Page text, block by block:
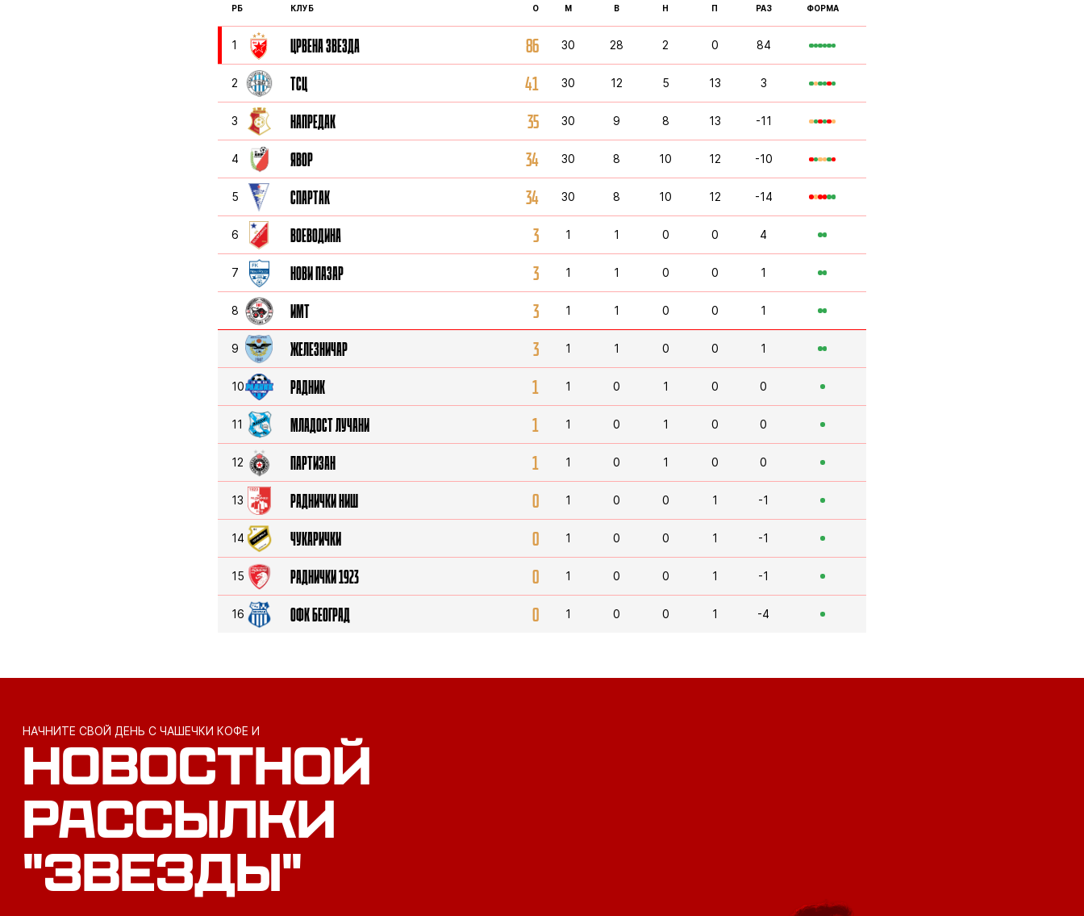
РБ КЛУБ О М В Н П РАЗ ФОРМА
1 ЦРВЕНА ЗВЕЗДА 86 30 28 2 0 84
2 ТСЦ 41 30 12 5 13 3
3 НАПРЕДАК 35 30 9 8 13 -11
4 ЯВОР 34 30 8 10 12 -10
5 СПАРТАК 34 30 8 10 12 -14
6 ВОЕВОДИНА 3 1 1 0 0 4
7 НОВИ ПАЗАР 3 1 1 0 0 1
8 ИМТ 3 1 1 0 0 1
9 ЖЕЛЕЗНИЧАР 3 1 1 0 0 1
10 РАДНИК 1 1 0 1 0 0
11 МЛАДОСТ ЛУЧАНИ 1 1 0 1 0 0
12 ПАРТИЗАН 1 1 0 1 0 0
13 РАДНИЧКИ НИШ 0 1 0 0 1 -1
14 ЧУКАРИЧКИ 0 1 0 0 1 -1
15 РАДНИЧКИ 1923 0 1 0 0 1 -1
16 ОФК БЕОГРАД 0 1 0 0 1 -4
НАЧНИТЕ СВОЙ ДЕНЬ С ЧАШЕЧКИ КОФЕ И
НОВОСТНОЙ
РАССЫЛКИ
"ЗВЕЗДЫ"